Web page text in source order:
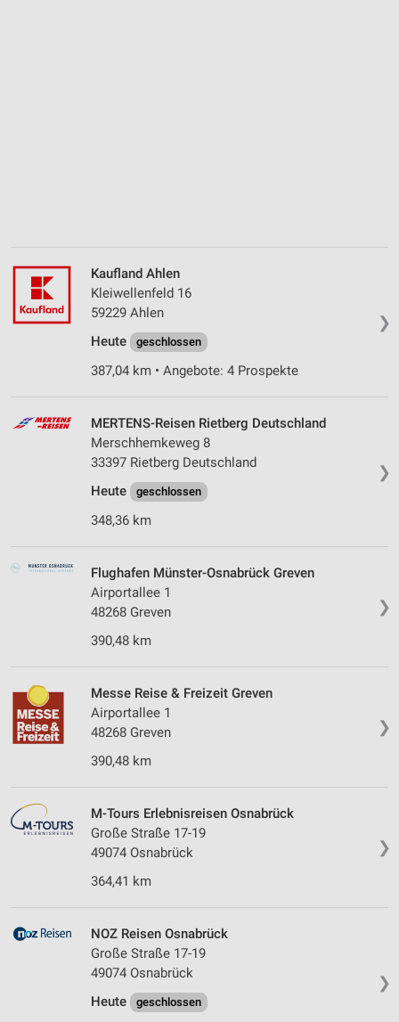
❯
Kaufland Ahlen
Kleiwellenfeld 16
59229 Ahlen
Heute
geschlossen
387,04 km • Angebote: 4 Prospekte
❯
MERTENS-Reisen Rietberg Deutschland
Merschhemkeweg 8
33397 Rietberg Deutschland
Heute
geschlossen
348,36 km
❯
Flughafen Münster-Osnabrück Greven
Airportallee 1
48268 Greven
390,48 km
❯
Messe Reise & Freizeit Greven
Airportallee 1
48268 Greven
390,48 km
❯
M-Tours Erlebnisreisen Osnabrück
Große Straße 17-19
49074 Osnabrück
364,41 km
❯
NOZ Reisen Osnabrück
Große Straße 17-19
49074 Osnabrück
Heute
geschlossen